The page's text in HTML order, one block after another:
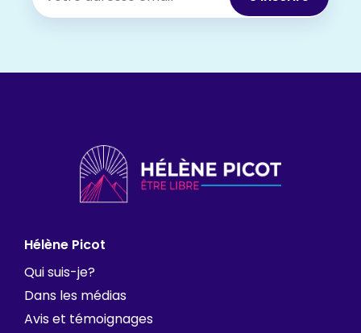
Hélène Picot
Qui suis-je?
Dans les médias
Avis et témoignages